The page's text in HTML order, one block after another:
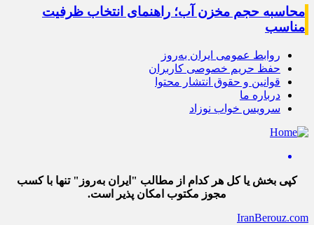
محاسبه حجم مخزن آب؛ راهنمای انتخاب ظرفیت
مناسب
روابط عمومی ایران به‌روز
حفظ حریم خصوصی کاربران
قوانین و حقوق انتشار محتوا
درباره ما
سرویس خواب نوزاد
کپی بخش یا کل هر کدام از مطالب "ایران به‌روز" تنها با کسب
مجوز مکتوب امکان پذیر است.
IranBerouz.com